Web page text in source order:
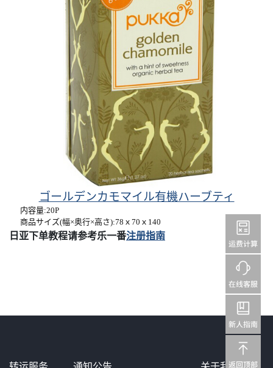
ゴールデンカモマイル有機ハーブティ
内容量:20P
商品サイズ(幅×奥行×高さ):78ｘ70ｘ140
日亚下单教程请参考乐一番注册指南